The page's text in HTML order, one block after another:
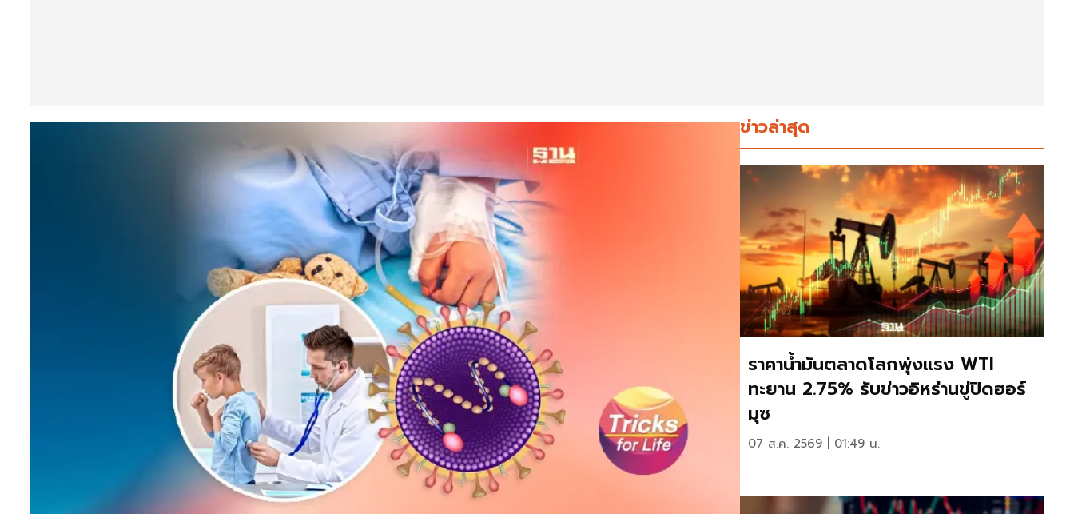
ข่าวล่าสุด
ราคาน้ำมันตลาดโลกพุ่งแรง WTI
ทะยาน 2.75% รับข่าวอิหร่านขู่ปิดฮอร์
มุซ
07 ส.ค. 2569 | 01:49 น.